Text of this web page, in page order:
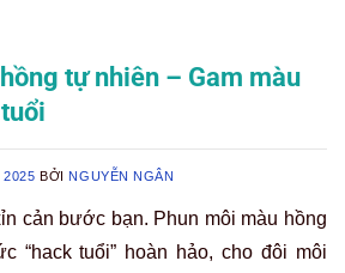
tự nhiên – Gam màu
2025 BỞI NGUYỄN NGÂN
cản bước bạn. Phun môi màu hồng
“hack tuổi” hoàn hảo, cho đôi môi